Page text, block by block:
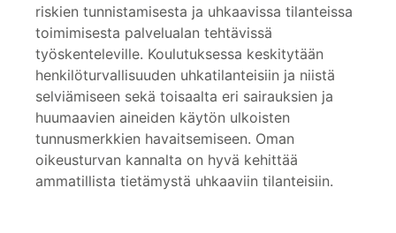
riskien tunnistamisesta ja uhkaavissa tilanteissa
toimimisesta palvelualan tehtävissä
työskenteleville. Koulutuksessa keskitytään
henkilöturvallisuuden uhkatilanteisiin ja niistä
selviämiseen sekä toisaalta eri sairauksien ja
huumaavien aineiden käytön ulkoisten
tunnusmerkkien havaitsemiseen. Oman
oikeusturvan kannalta on hyvä kehittää
ammatillista tietämystä uhkaaviin tilanteisiin.